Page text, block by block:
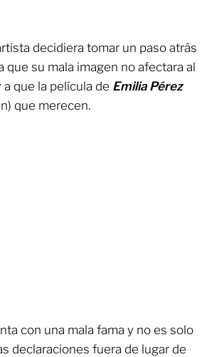
decidiera tomar un paso atrás
que su mala imagen no afectara al
que la película de Emilia Pérez
que merecen.
con una mala fama y no es solo
declaraciones fuera de lugar de